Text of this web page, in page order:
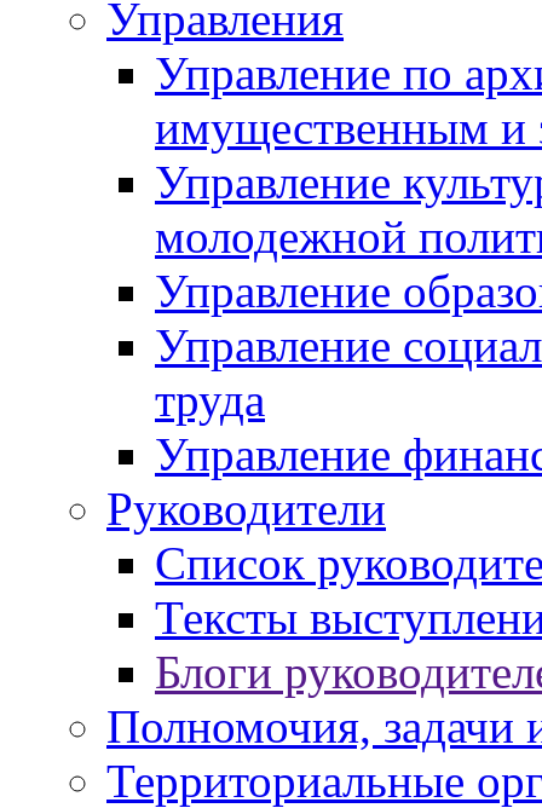
Управления
Управление по
имущественным и
Управление
молодежной
Управление
Управление
труда
Управление
Руководители
Список
Тексты
Блоги
Полномочия, задачи
Территориальные